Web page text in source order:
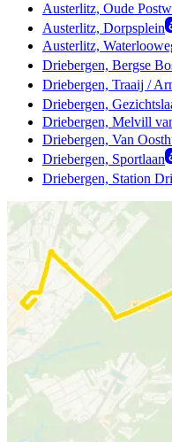
Austerlitz, Oude
Austerlitz, Dorpsplein
Austerlitz,
Driebergen, Bergse
Driebergen, Traaij /
Driebergen,
Driebergen, Melvill
Driebergen, Van
Driebergen, Sportlaan
Driebergen, Station